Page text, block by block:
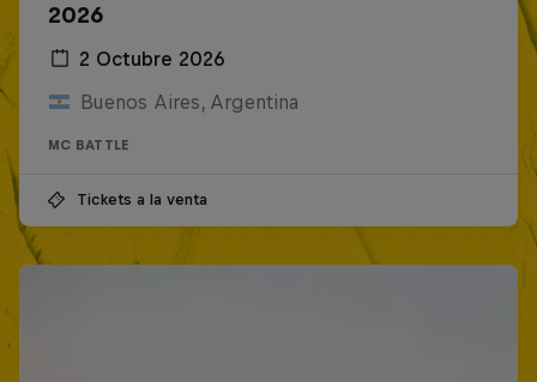
2026
2 Octubre 2026
Buenos Aires, Argentina
MC BATTLE
Tickets a la venta